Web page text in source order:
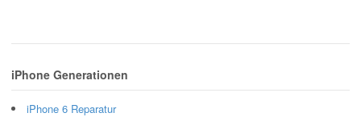
iPhone Generationen
iPhone 6 Reparatur